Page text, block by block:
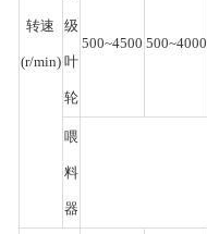
转速
(r/min)
级
叶
轮
500~4500 500~4000
喂
料
器